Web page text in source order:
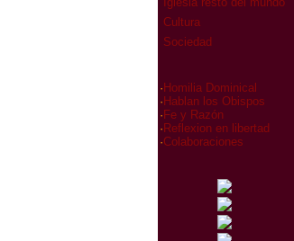
Cultura
Sociedad
· Homilia Dominical
· Hablan los Obispos
· Fe y Razón
· Reflexion en libertad
·Colaboraciones